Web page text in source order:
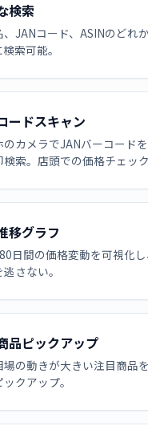
検索
、JANコード、ASINのどれ
索可能。
ードスキャン
のカメラでJANバーコード
検索。店頭での価格チェック
移グラフ
日間の価格変動を可視化
さない。
品ピックアップ
場の動きが大きい注目商品
クアップ。